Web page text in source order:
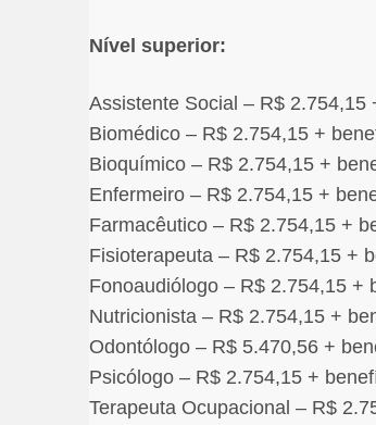
Nível superior:
Assistente Social – R$ 2.754,15
Biomédico – R$ 2.754,15 +
Bioquímico – R$ 2.754,15 +
Enfermeiro – R$ 2.754,15 +
Farmacêutico – R$ 2.754,15 +
Fisioterapeuta – R$ 2.754,15 +
Fonoaudiólogo – R$ 2.754,15 +
Nutricionista – R$ 2.754,15 +
Odontólogo – R$ 5.470,56 +
Psicólogo – R$ 2.754,15 +
Terapeuta Ocupacional – R$